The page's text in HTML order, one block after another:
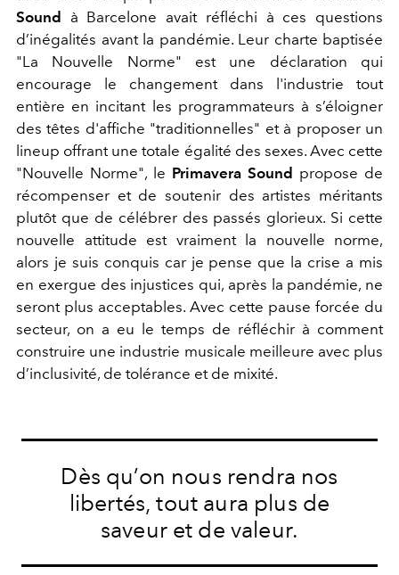
Sound
à Barcelone avait réfléchi à ces questions
d’inégalités avant la pandémie. Leur charte baptisée
"La Nouvelle Norme" est une déclaration qui
encourage le changement dans l'industrie tout
entière en incitant les programmateurs à s’éloigner
des têtes d'affiche "traditionnelles" et à proposer un
lineup offrant une totale égalité des sexes. Avec cette
"Nouvelle Norme", le Primavera Sound propose de
récompenser et de soutenir des artistes méritants
plutôt que de célébrer des passés glorieux. Si cette
nouvelle attitude est vraiment la nouvelle norme,
alors je suis conquis car je pense que la crise a mis
en exergue des injustices qui, après la pandémie, ne
seront plus acceptables. Avec cette pause forcée du
secteur, on a eu le temps de réfléchir à comment
construire une industrie musicale meilleure avec plus
d’inclusivité, de tolérance et de mixité.
Dès qu’on nous rendra nos
libertés, tout aura plus de
saveur et de valeur.